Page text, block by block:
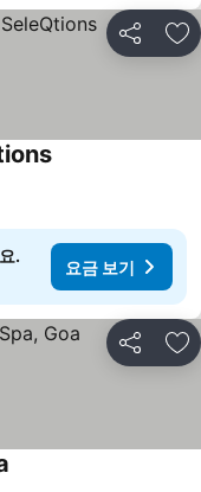
공유 즐
.
요금 보기
공유 즐